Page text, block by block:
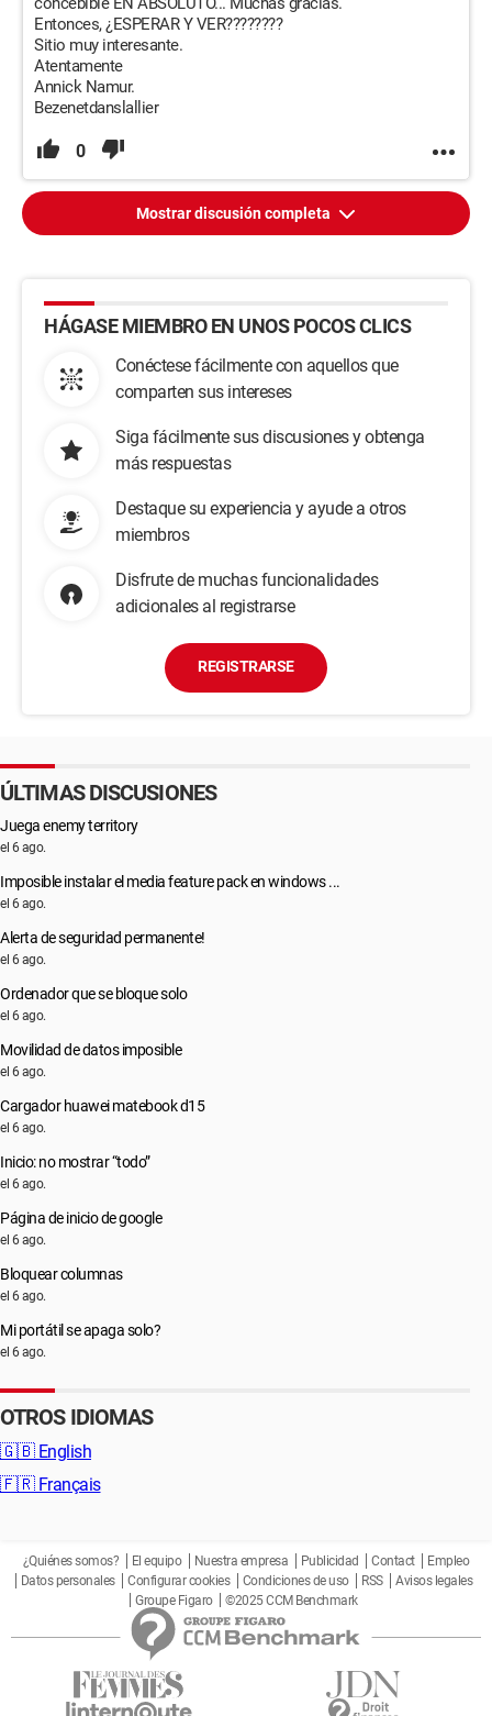
Entonces, ¿ESPERAR Y VER????????
Sitio muy interesante.
Atentamente
Annick Namur.
Bezenetdanslallier
0
Mostrar discusión completa
HÁGASE MIEMBRO EN UNOS POCOS CLICS
Conéctese fácilmente con aquellos que
comparten sus intereses
Siga fácilmente sus discusiones y obtenga
más respuestas
Destaque su experiencia y ayude a otros
miembros
Disfrute de muchas funcionalidades
adicionales al registrarse
REGISTRARSE
ÚLTIMAS DISCUSIONES
Juega enemy territory
el 6 ago.
Imposible instalar el media feature pack en windows ...
el 6 ago.
Alerta de seguridad permanente!
el 6 ago.
Ordenador que se bloque solo
el 6 ago.
Movilidad de datos imposible
el 6 ago.
Cargador huawei matebook d15
el 6 ago.
Inicio: no mostrar “todo”
el 6 ago.
Página de inicio de google
el 6 ago.
Bloquear columnas
el 6 ago.
Mi portátil se apaga solo?
el 6 ago.
OTROS IDIOMAS
🇬🇧 English
🇫🇷 Français
¿Quiénes somos? El equipo Nuestra empresa Publicidad Contact
Empleo
Datos personales
Configurar cookies Condiciones de uso RSS
Avisos legales
Groupe Figaro
©2025 CCM Benchmark